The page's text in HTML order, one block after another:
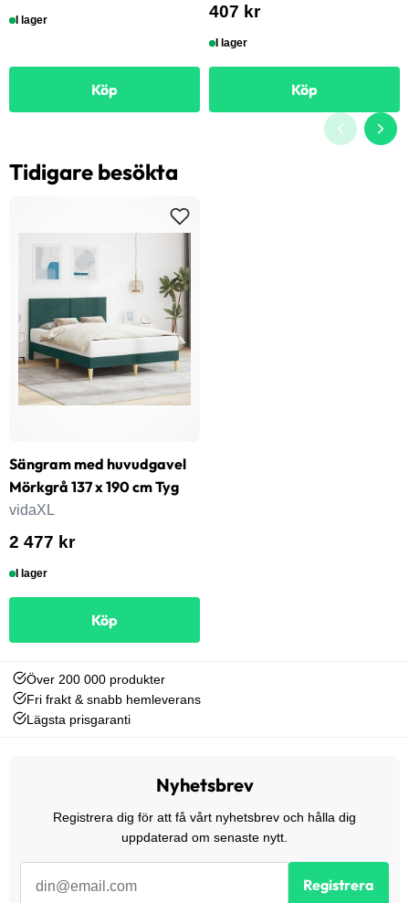
I lager
Köp
407 kr
I lager
Köp
Tidigare besökta
Sängram med huvudgavel
Mörkgrå 137 x 190 cm Tyg
vidaXL
2 477 kr
I lager
Köp
Över 200 000 produkter
Fri frakt & snabb hemleverans
Lägsta prisgaranti
Nyhetsbrev
Registrera dig för att få vårt nyhetsbrev och hålla dig
uppdaterad om senaste nytt.
Registrera